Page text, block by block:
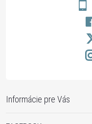
Informácie pre Vás